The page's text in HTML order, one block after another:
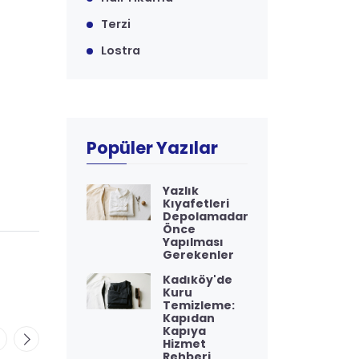
Terzi
Lostra
Popüler Yazılar
Yazlık
Kıyafetleri
Depolamadan
Önce
Yapılması
Gerekenler
Kadıköy'de
Kuru
Temizleme:
Kapıdan
Kapıya
Hizmet